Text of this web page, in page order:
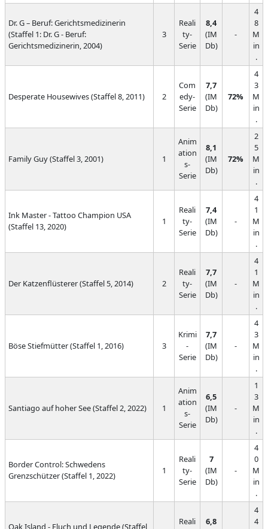
Dr. G – Beruf: Gerichtsmedizinerin
(Staffel 1: Dr. G - Beruf:
Gerichtsmedizinerin, 2004)
3
Reali
ty-
Serie
8,4
(IM
Db)
-
4
8
M
in
.
Desperate Housewives (Staffel 8, 2011) 2
Com
edy-
Serie
7,7
(IM
Db)
72%
4
3
M
in
.
Family Guy (Staffel 3, 2001) 1
Anim
ation
s-
Serie
8,1
(IM
Db)
72%
2
5
M
in
.
Ink Master - Tattoo Champion USA
(Staffel 13, 2020)
1
Reali
ty-
Serie
7,4
(IM
Db)
-
4
1
M
in
.
Der Katzenflüsterer (Staffel 5, 2014) 2
Reali
ty-
Serie
7,7
(IM
Db)
-
4
1
M
in
.
Böse Stiefmütter (Staffel 1, 2016) 3
Krimi
-
Serie
7,7
(IM
Db)
-
4
3
M
in
.
Santiago auf hoher See (Staffel 2, 2022) 1
Anim
ation
s-
Serie
6,5
(IM
Db)
-
1
3
M
in
.
Border Control: Schwedens
Grenzschützer (Staffel 1, 2022)
1
Reali
ty-
Serie
7
(IM
Db)
-
4
0
M
in
.
Oak Island - Fluch und Legende (Staffel
Reali
6,8
4
4